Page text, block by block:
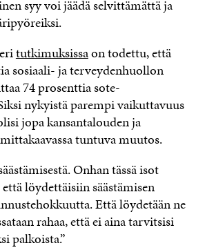
syy voi jäädä selvittämättä ja
tutkimuksissaon todettu, että
sosiaali- ja terveydenhuollon
74 prosenttia sote-
nykyistä parempi vaikuttavuus
jopa kansantalouden ja
tuntuva muutos.
Onhan tässä isot
löydettäisiin säästämisen
Että löydetään ne
rahaa, että ei aina tarvitsisi
palkoista.”